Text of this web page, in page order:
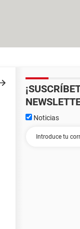
Noticias